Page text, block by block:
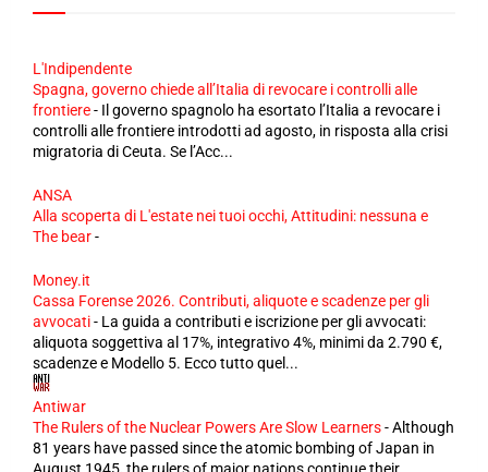
L'Indipendente
Spagna, governo chiede all’Italia di revocare i controlli alle
frontiere- Il governo spagnolo ha esortato l’Italia a revocare i
controlli alle frontiere introdotti ad agosto, in risposta alla crisi
migratoria di Ceuta. Se l’Acc...
ANSA
Alla scoperta di L'estate nei tuoi occhi, Attitudini: nessuna e
The bear-
Money.it
Cassa Forense 2026. Contributi, aliquote e scadenze per gli
avvocati- La guida a contributi e iscrizione per gli avvocati:
aliquota soggettiva al 17%, integrativo 4%, minimi da 2.790 €,
scadenze e Modello 5. Ecco tutto quel...
Antiwar
The Rulers of the Nuclear Powers Are Slow Learners-Although
81 years have passed since the atomic bombing of Japan in